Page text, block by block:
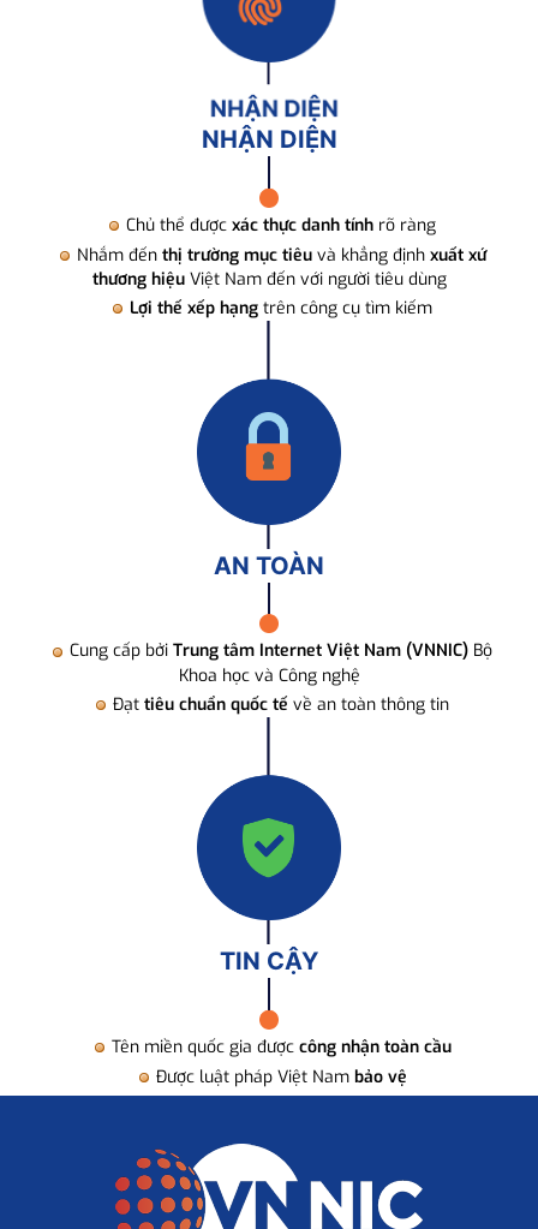
NHẬN DIỆN
Chủ thể được xác thực danh tính rõ ràng
Nhắm đến thị trường mục tiêuvà khẳng định xuất xứ
thương hiệuViệt Nam đến với người tiêu dùng
Lợi thế xếp hạng trên công cụ tìm kiếm
AN TOÀN
Cung cấp bởi Trung tâm Internet Việt Nam (VNNIC) Bộ
Khoa học và Công nghệ
Đạt tiêu chuẩn quốc tế về an toàn thông tin
TIN CẬY
Tên miền quốc gia được công nhận toàn cầu
Được luật pháp Việt Nam bảo vệ